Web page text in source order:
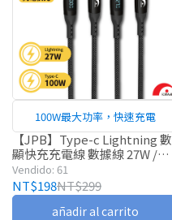
100W最大功率，快速充電
【JPB】Type-c Lightning 數
顯快充充電線 數據線 27W /
100W 1.2m 傳輸線 充電線
Vendido: 61
NT$198NT$299
añadir al carrito